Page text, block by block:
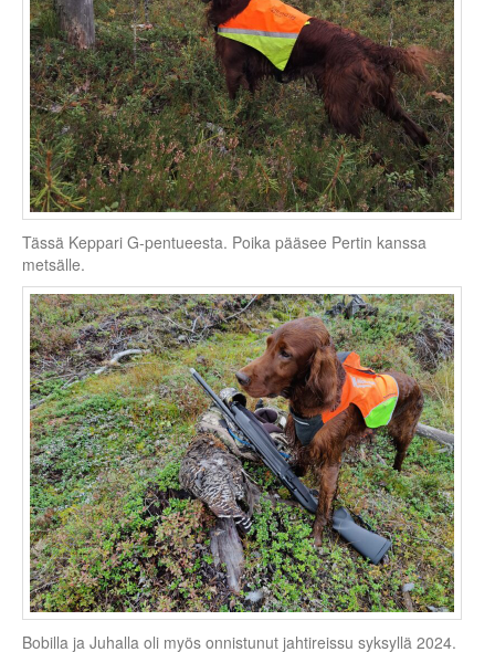
Tässä Keppari G-pentueesta. Poika pääsee Pertin kanssa
metsälle.
Bobilla ja Juhalla oli myös onnistunut jahtireissu syksyllä 2024.